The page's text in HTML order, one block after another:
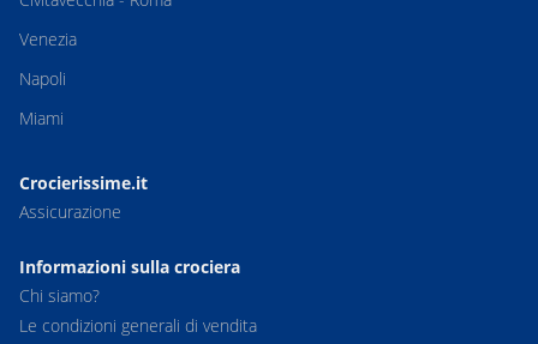
Venezia
Napoli
Miami
Crocierissime.it
Assicurazione
Informazioni sulla crociera
Chi siamo?
Le condizioni generali di vendita